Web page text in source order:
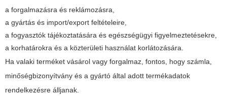
a forgalmazásra és reklámozásra,
a gyártás és import/export feltételeire,
a fogyasztók tájékoztatására és egészségügyi figyelmeztetésekre,
a korhatárokra és a közterületi használat korlátozására.
Ha valaki terméket vásárol vagy forgalmaz, fontos, hogy számla,
minőségbizonyítvány és a gyártó által adott termékadatok
rendelkezésre álljanak.